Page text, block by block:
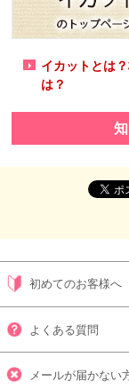
イカットとは
は？
初めてのお客様へ
よくある質問
メールが届かない